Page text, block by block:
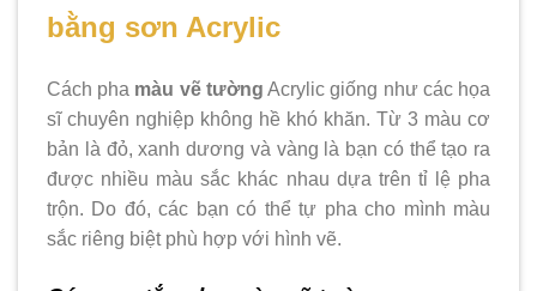
bằng sơn Acrylic
Cách pha màu vẽ tường Acrylic giống như các họa
sĩ chuyên nghiệp không hề khó khăn. Từ 3 màu cơ
bản là đỏ, xanh dương và vàng là bạn có thể tạo ra
được nhiều màu sắc khác nhau dựa trên tỉ lệ pha
trộn. Do đó, các bạn có thể tự pha cho mình màu
sắc riêng biệt phù hợp với hình vẽ.